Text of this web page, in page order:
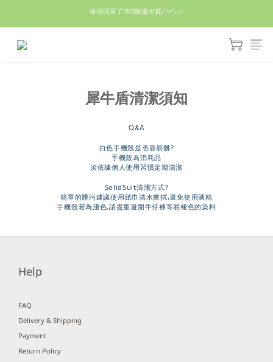
休假回來了!8/5恢復出貨₍˄•༝•˄₎◞✩
休假回來了!8/5恢復出貨₍˄•༝•˄₎◞✩
休假回來了!8/5恢復出貨₍˄•༝•˄₎◞✩
犀牛盾清潔須知
Q&A
白色手機殼是否容易髒?
手機殼為消耗品
須依據個人使用習慣定期清潔
SolidSuit清潔方式?
簡單的髒污建議使用紙巾清水擦拭,避免使用酒精
手機殼若為淺色,請盡量避開牛仔褲等易褪色的染料
Help
FAQ
Delivery & Shipping
Payment
Return Policy